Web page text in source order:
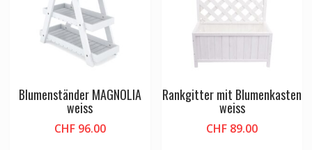
Blumenständer MAGNOLIA
weiss
CHF96.00
Rankgitter mit Blumenkasten
weiss
CHF 89.00